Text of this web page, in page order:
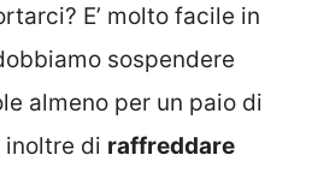
E’ molto facile in
sospendere
almeno per un paio di
inoltre di raffreddare